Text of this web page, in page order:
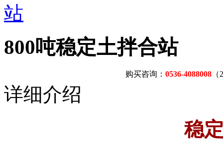
站
800吨稳定土拌合站
购买咨询： 0536-4088008
详细介绍
稳